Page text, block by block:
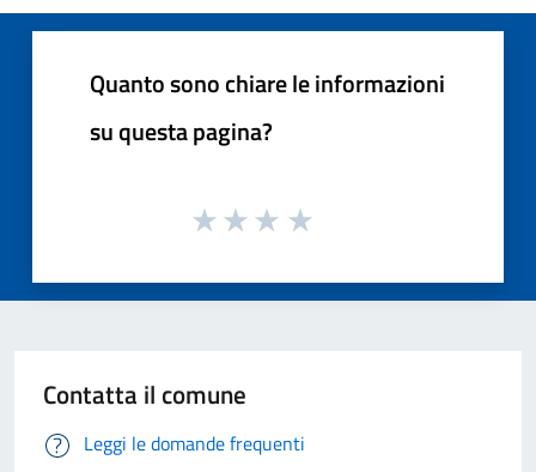
Quanto sono chiare le informazioni
su questa pagina?
Contatta il comune
Leggi le domande frequenti